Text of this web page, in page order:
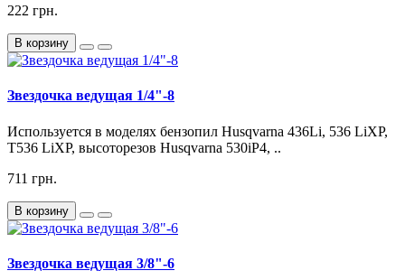
222 грн.
В корзину
Звездочка ведущая 1/4"-8
Используется в моделях бензопил Husqvarna 436Li, 536 LiXP,
T536 LiXP, высоторезов Husqvarna 530iP4, ..
711 грн.
В корзину
Звездочка ведущая 3/8"-6